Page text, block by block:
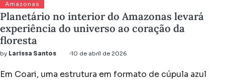
Amazonas
Planetário no interior do Amazonas levará
experiência do universo ao coração da
floresta
by Larissa Santos 10 de abril de 2026
Em Coari, uma estrutura em formato de cúpula azul